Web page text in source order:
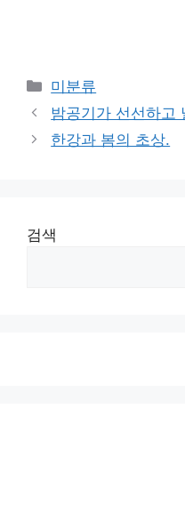
Categories
미분류
밤공기가 선선하고
한강과 봄의 초상.
검색